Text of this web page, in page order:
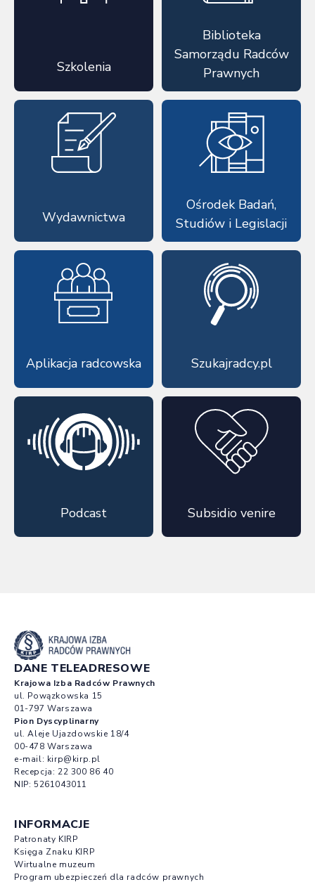
Szkolenia
Biblioteka
Samorządu Radców
Prawnych
Wydawnictwa
Ośrodek Badań,
Studiów i Legislacji
Aplikacja radcowska Szukajradcy.pl
Podcast Subsidio venire
DANE TELEADRESOWE
Krajowa Izba Radców Prawnych
ul. Powązkowska 15
01-797 Warszawa
Pion Dyscyplinarny
ul. Aleje Ujazdowskie 18/4
00-478 Warszawa
e-mail: kirp@kirp.pl
Recepcja: 22 300 86 40
NIP: 5261043011
INFORMACJE
Patronaty KIRP
Księga Znaku KIRP
Wirtualne muzeum
Program ubezpieczeń dla radców prawnych